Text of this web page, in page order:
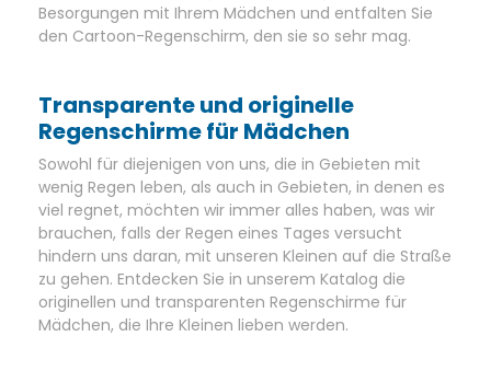
Besorgungen mit Ihrem Mädchen und entfalten Sie
den Cartoon-Regenschirm, den sie so sehr mag.
Transparente und originelle
Regenschirme für Mädchen
Sowohl für diejenigen von uns, die in Gebieten mit
wenig Regen leben, als auch in Gebieten, in denen es
viel regnet, möchten wir immer alles haben, was wir
brauchen, falls der Regen eines Tages versucht
hindern uns daran, mit unseren Kleinen auf die Straße
zu gehen. Entdecken Sie in unserem Katalog die
originellen und transparenten Regenschirme für
Mädchen, die Ihre Kleinen lieben werden.